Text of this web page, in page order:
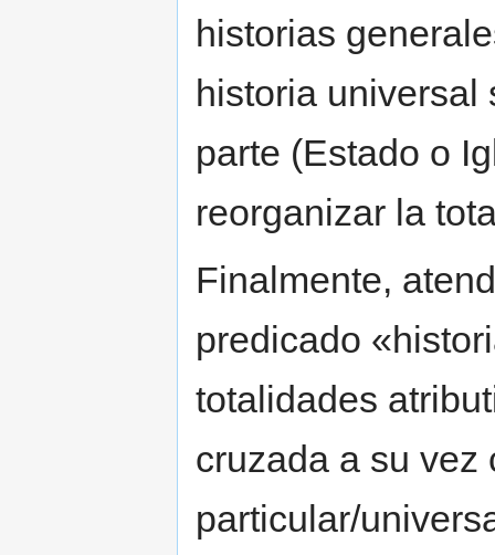
historias
historia universal
parte (Estado o
reorganizar la
Finalmente,
predicado
totalidades
cruzada a su vez
particular/